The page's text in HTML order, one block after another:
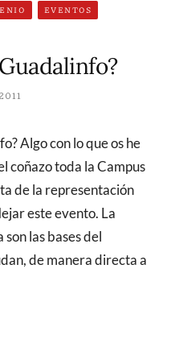
EVENTOS
coñazo toda la Campus
de la representación
este evento. La
las bases del
de manera directa a